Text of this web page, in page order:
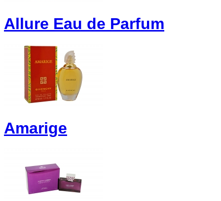
Allure Eau de Parfum
Amarige